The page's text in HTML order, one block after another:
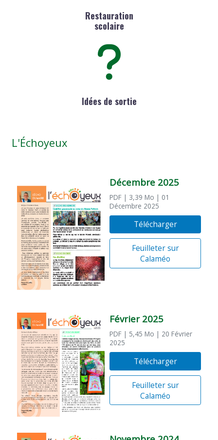
Restauration
scolaire
Idées de sortie
L'Échoyeux
Décembre 2025
PDF | 3,39 Mo | 01
Décembre 2025
Télécharger
Feuilleter sur
Calaméo
Février 2025
PDF | 5,45 Mo | 20 Février
2025
Télécharger
Feuilleter sur
Calaméo